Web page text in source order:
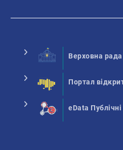
Верховна рада
Портал
eData